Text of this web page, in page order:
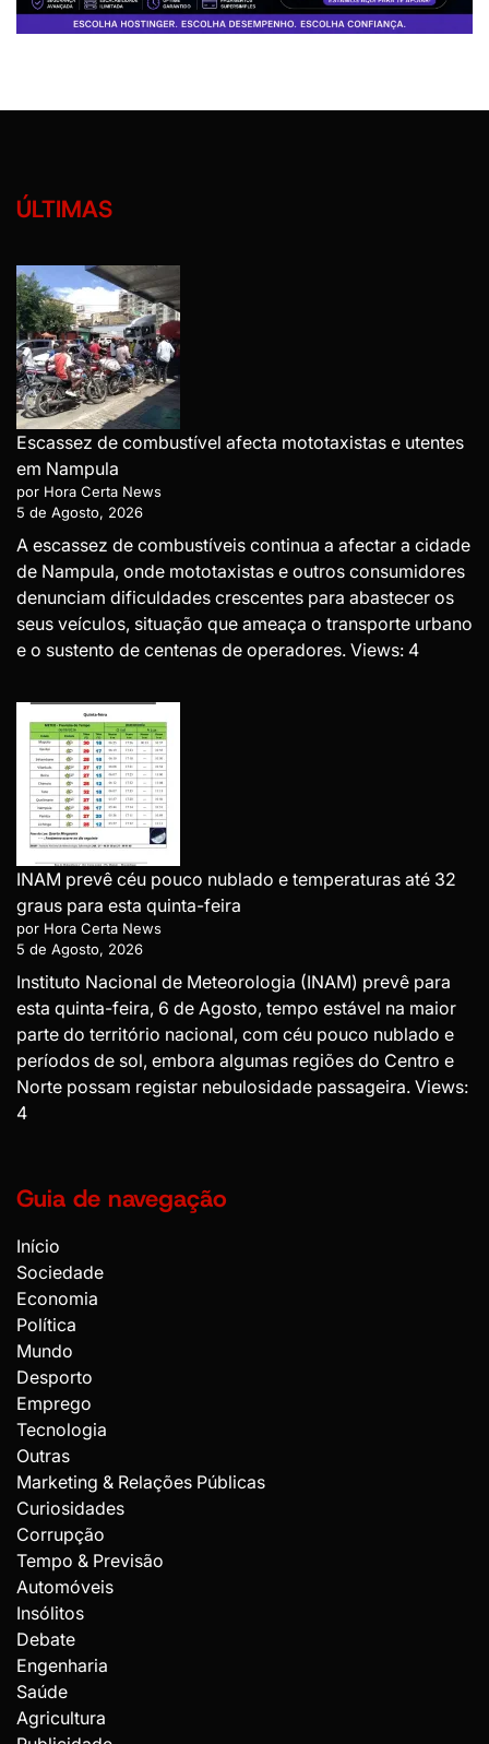
ÚLTIMAS
Escassez de combustível afecta mototaxistas e utentes
em Nampula
por Hora Certa News
5 de Agosto, 2026
A escassez de combustíveis continua a afectar a cidade
de Nampula, onde mototaxistas e outros consumidores
denunciam dificuldades crescentes para abastecer os
seus veículos, situação que ameaça o transporte urbano
e o sustento de centenas de operadores. Views: 4
INAM prevê céu pouco nublado e temperaturas até 32
graus para esta quinta-feira
por Hora Certa News
5 de Agosto, 2026
Instituto Nacional de Meteorologia (INAM) prevê para
esta quinta-feira, 6 de Agosto, tempo estável na maior
parte do território nacional, com céu pouco nublado e
períodos de sol, embora algumas regiões do Centro e
Norte possam registar nebulosidade passageira. Views:
4
Guia de navegação
Início
Sociedade
Economia
Política
Mundo
Desporto
Emprego
Tecnologia
Outras
Marketing & Relações Públicas
Curiosidades
Corrupção
Tempo & Previsão
Automóveis
Insólitos
Debate
Engenharia
Saúde
Agricultura